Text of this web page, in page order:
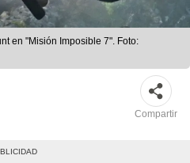
en "Misión Imposible 7". Foto:
Compartir